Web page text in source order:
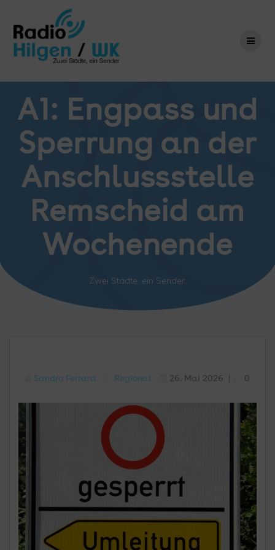
springen
A1: Engpass und
Sperrung an der
Anschlussstelle
Remscheid am
Wochenende
Zwei Städte, ein Sender.
Sandro Ferrara Regional 26. Mai 2026 0